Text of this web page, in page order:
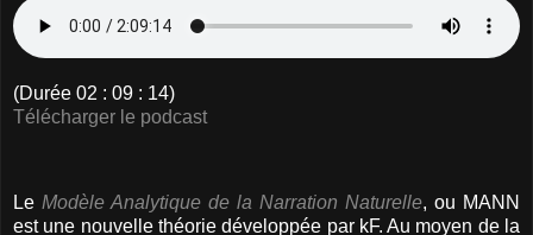
(Durée 02 : 09 : 14)
Télécharger le podcast
Le Modèle Analytique de la Narration Naturelle, ou MANN
est une nouvelle théorie développée par kF. Au moyen de la